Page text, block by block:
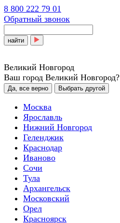
8 800 222 79 01
Обратный звонок
найти
Великий Новгород
Ваш город Великий Новгород?
Да, все верно Выбрать другой
Москва
Ярославль
Нижний Новгород
Геленджик
Краснодар
Иваново
Сочи
Тула
Архангельск
Московский
Орел
Красноярск